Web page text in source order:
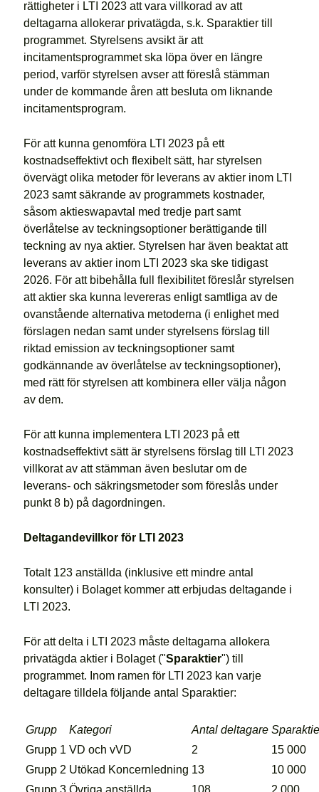
rättigheter i LTI 2023 att vara villkorad av att
deltagarna allokerar privatägda, s.k. Sparaktier till
programmet. Styrelsens avsikt är att
incitamentsprogrammet ska löpa över en längre
period, varför styrelsen avser att föreslå stämman
under de kommande åren att besluta om liknande
incitamentsprogram.
För att kunna genomföra LTI 2023 på ett
kostnadseffektivt och flexibelt sätt, har styrelsen
övervägt olika metoder för leverans av aktier inom LTI
2023 samt säkrande av programmets kostnader,
såsom aktieswapavtal med tredje part samt
överlåtelse av teckningsoptioner berättigande till
teckning av nya aktier. Styrelsen har även beaktat att
leverans av aktier inom LTI 2023 ska ske tidigast
2026. För att bibehålla full flexibilitet föreslår styrelsen
att aktier ska kunna levereras enligt samtliga av de
ovanstående alternativa metoderna (i enlighet med
förslagen nedan samt under styrelsens förslag till
riktad emission av teckningsoptioner samt
godkännande av överlåtelse av teckningsoptioner),
med rätt för styrelsen att kombinera eller välja någon
av dem.
För att kunna implementera LTI 2023 på ett
kostnadseffektivt sätt är styrelsens förslag till LTI 2023
villkorat av att stämman även beslutar om de
leverans- och säkringsmetoder som föreslås under
punkt 8 b) på dagordningen.
Deltagandevillkor för LTI 2023
Totalt 123 anställda (inklusive ett mindre antal
konsulter) i Bolaget kommer att erbjudas deltagande i
LTI 2023.
För att delta i LTI 2023 måste deltagarna allokera
privatägda aktier i Bolaget ("Sparaktier") till
programmet. Inom ramen för LTI 2023 kan varje
deltagare tilldela följande antal Sparaktier:
Grupp Kategori Antal deltagare
Grupp 1 VD och vVD 2
15 000
Grupp 2 Utökad Koncernledning 13
10 000
Grupp 3 Övriga anställda 108 2 000